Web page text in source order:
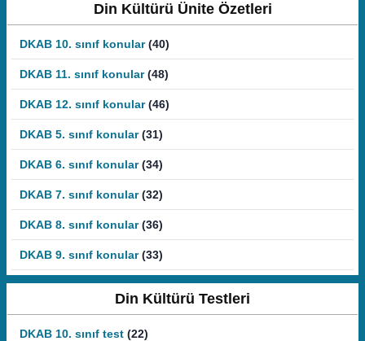
Din Kültürü Ünite Özetleri
DKAB 10. sınıf konular (40)
DKAB 11. sınıf konular (48)
DKAB 12. sınıf konular (46)
DKAB 5. sınıf konular (31)
DKAB 6. sınıf konular (34)
DKAB 7. sınıf konular (32)
DKAB 8. sınıf konular (36)
DKAB 9. sınıf konular (33)
Din Kültürü Testleri
DKAB 10. sınıf test (22)